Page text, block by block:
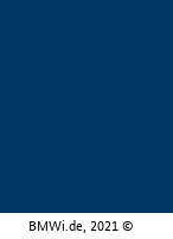
BMWi.de, 2021 ©